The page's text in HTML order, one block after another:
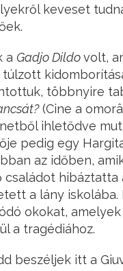
keveset
a Gadjo Dildovolt,
túlzott
többnyire
(Cine a
ihletődve
pedig egy
az időben,
családot
a lány
okokat,
a tragédiához.
beszéljek itt a